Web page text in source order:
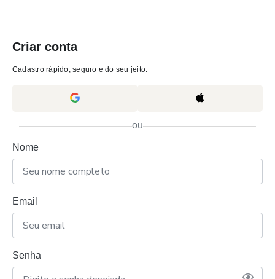
Criar conta
Cadastro rápido, seguro e do seu jeito.
ou
Nome
Email
Senha